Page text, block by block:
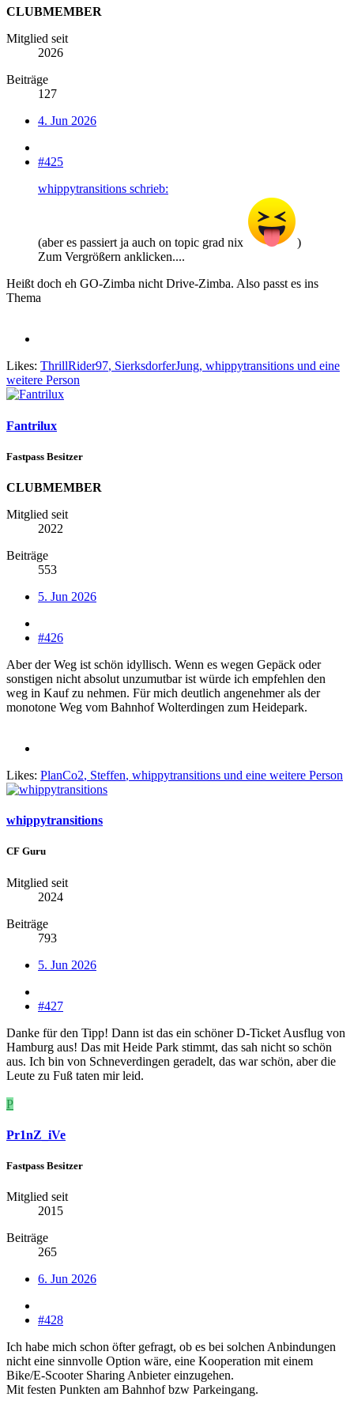
CLUBMEMBER
Mitglied seit
2026
Beiträge
127
4. Jun 2026
#425
whippytransitions schrieb:
(aber es passiert ja auch on topic grad nix
)
Zum Vergrößern anklicken....
Heißt doch eh GO-Zimba nicht Drive-Zimba. Also passt es ins
Thema
Likes: ThrillRider97, SierksdorferJung, whippytransitions und eine
weitere Person
Fantrilux
Fastpass Besitzer
CLUBMEMBER
Mitglied seit
2022
Beiträge
553
5. Jun 2026
#426
Aber der Weg ist schön idyllisch. Wenn es wegen Gepäck oder
sonstigen nicht absolut unzumutbar ist würde ich empfehlen den
weg in Kauf zu nehmen. Für mich deutlich angenehmer als der
monotone Weg vom Bahnhof Wolterdingen zum Heidepark.
Likes: PlanCo2, Steffen, whippytransitions und eine weitere Person
whippytransitions
CF Guru
Mitglied seit
2024
Beiträge
793
5. Jun 2026
#427
Danke für den Tipp! Dann ist das ein schöner D-Ticket Ausflug von
Hamburg aus! Das mit Heide Park stimmt, das sah nicht so schön
aus. Ich bin von Schneverdingen geradelt, das war schön, aber die
Leute zu Fuß taten mir leid.
P
Pr1nZ_iVe
Fastpass Besitzer
Mitglied seit
2015
Beiträge
265
6. Jun 2026
#428
Ich habe mich schon öfter gefragt, ob es bei solchen Anbindungen
nicht eine sinnvolle Option wäre, eine Kooperation mit einem
Bike/E-Scooter Sharing Anbieter einzugehen.
Mit festen Punkten am Bahnhof bzw Parkeingang.